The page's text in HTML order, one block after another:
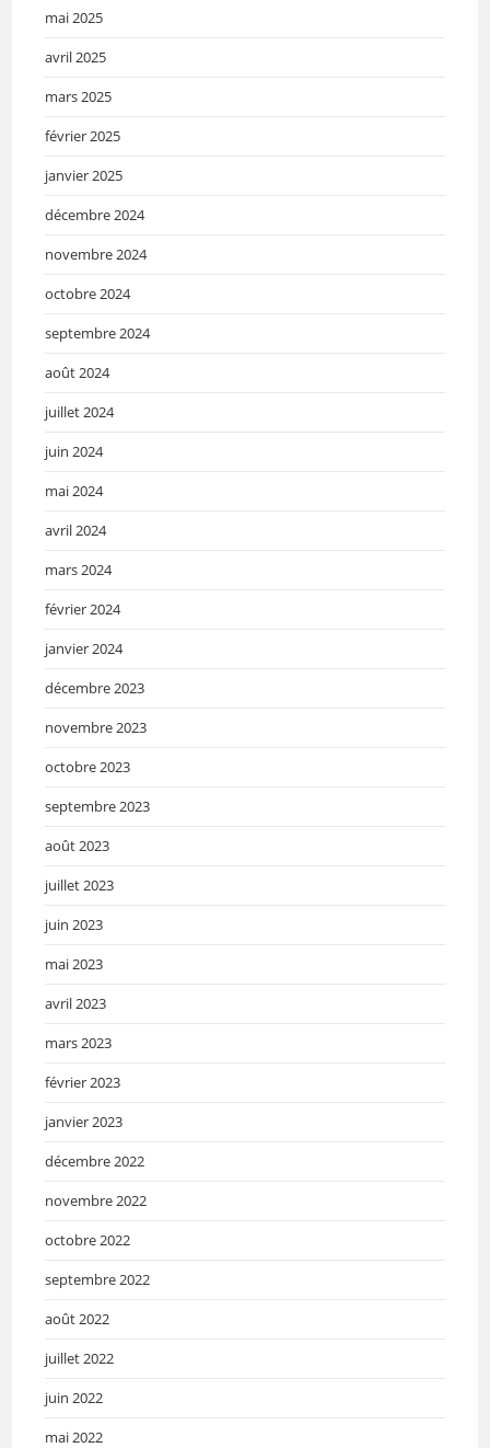
mai 2025
avril 2025
mars 2025
février 2025
janvier 2025
décembre 2024
novembre 2024
octobre 2024
septembre 2024
août 2024
juillet 2024
juin 2024
mai 2024
avril 2024
mars 2024
février 2024
janvier 2024
décembre 2023
novembre 2023
octobre 2023
septembre 2023
août 2023
juillet 2023
juin 2023
mai 2023
avril 2023
mars 2023
février 2023
janvier 2023
décembre 2022
novembre 2022
octobre 2022
septembre 2022
août 2022
juillet 2022
juin 2022
mai 2022